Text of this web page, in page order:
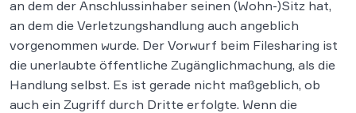
an dem der Anschlussinhaber seinen (Wohn-)Sitz hat,
an dem die Verletzungshandlung auch angeblich
vorgenommen wurde. Der Vorwurf beim Filesharing ist
die unerlaubte öffentliche Zugänglichmachung, als die
Handlung selbst. Es ist gerade nicht maßgeblich, ob
auch ein Zugriff durch Dritte erfolgte. Wenn die